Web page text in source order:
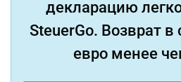
декларацию
SteuerGo. Возврат
евро менее